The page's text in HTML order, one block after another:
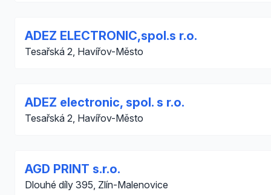
ADEZ ELECTRONIC,spol.s r.o.
Tesařská 2, Havířov-Město
ADEZ electronic, spol. s r.o.
Tesařská 2, Havířov-Město
AGD PRINT s.r.o.
Dlouhé díly 395, Zlín-Malenovice